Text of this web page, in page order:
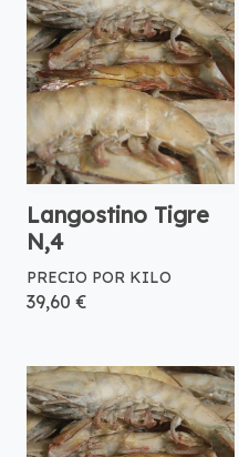
Langostino Tigre
N,4
PRECIO POR KILO
39,60 €